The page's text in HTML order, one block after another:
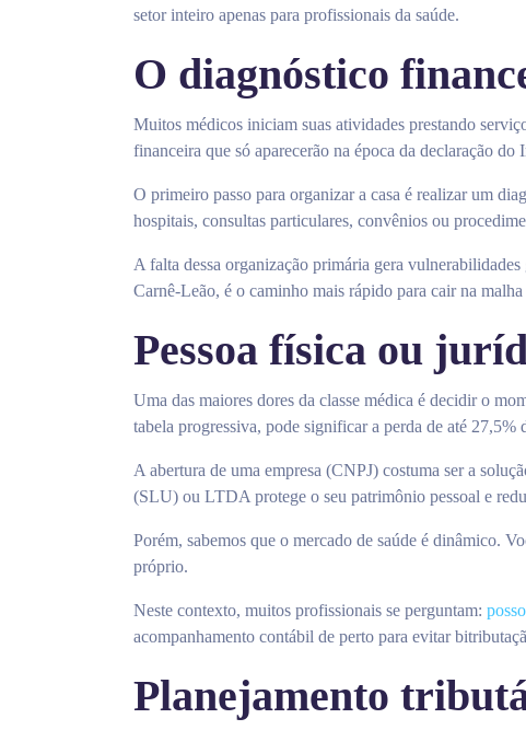
setor inteiro apenas para profissionais da saúde.
O diagnóstico
Muitos médicos iniciam suas atividades prestando
financeira que só aparecerão na época da declaração do
O primeiro passo para organizar a casa é realizar um
hospitais, consultas particulares, convênios ou
A falta dessa organização primária gera
Carnê-Leão, é o caminho mais rápido para cair na
Pessoa física ou
Uma das maiores dores da classe médica é decidir o
tabela progressiva, pode significar a perda de até
A abertura de uma empresa (CNPJ) costuma ser a
(SLU) ou LTDA protege o seu patrimônio pessoal e
Porém, sabemos que o mercado de saúde é dinâmico.
próprio.
Neste contexto, muitos profissionais se perguntam:
acompanhamento contábil de perto para evitar
Planejamento